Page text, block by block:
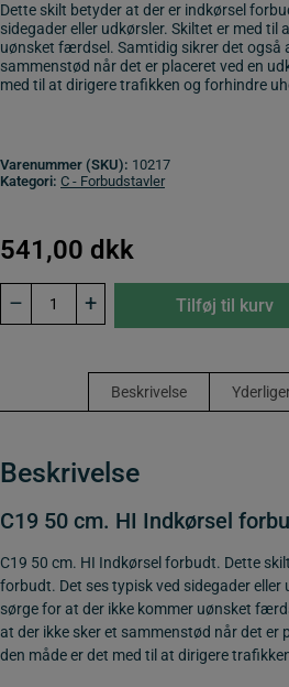
Dette skilt betyder at der er indkørsel
sidegader eller udkørsler. Skiltet er med til
uønsket færdsel. Samtidig sikrer det også
sammenstød når det er placeret ved en
med til at dirigere trafikken og forhindre
Varenummer (SKU): 10217
Kategori: C - Forbudstavler
541,00 dkk
–
C19
50
cm.
+ Tilføj til kurv
Beskrivelse
Beskrivelse
C19 50 cm. HI Indkørsel
C19 50 cm. HI Indkørsel forbudt. Dette
forbudt. Det ses typisk ved sidegader eller
sørge for at der ikke kommer uønsket
at der ikke sker et sammenstød når det er
den måde er det med til at dirigere